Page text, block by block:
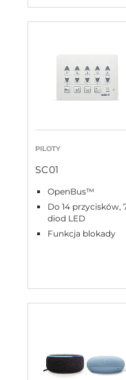
PILOTY
SC01
OpenBus™
Do 14 przycisków,
diod LED
Funkcja blokady